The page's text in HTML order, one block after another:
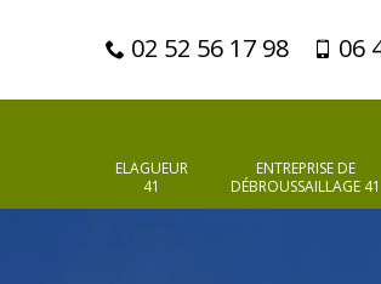
02 52 56 17 98 06
ELAGUEUR
41
ENTREPRISE DE
DÉBROUSSAILLAGE 41